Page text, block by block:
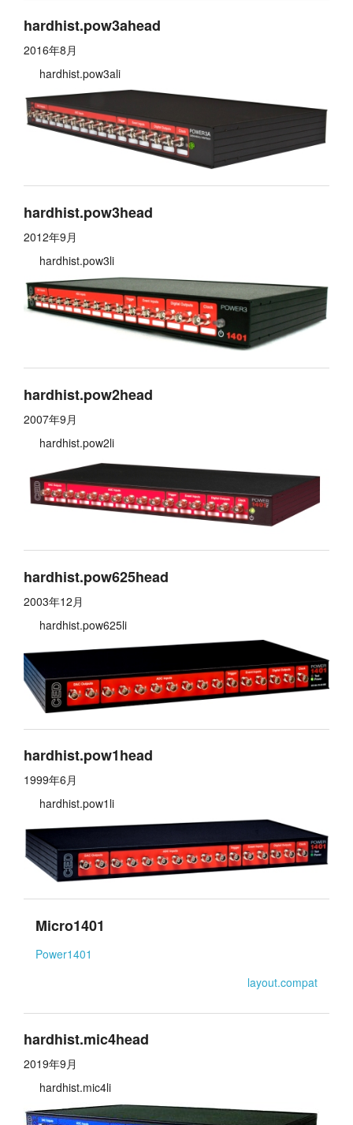
layout.tutorials
layout.support
layout.distrib
hardhist.pow3ahead
2016年8月
hardhist.pow3ali
hardhist.pow3head
2012年9月
hardhist.pow3li
hardhist.pow2head
2007年9月
hardhist.pow2li
hardhist.pow625head
2003年12月
hardhist.pow625li
hardhist.pow1head
1999年6月
hardhist.pow1li
Micro1401
Power1401
layout.compat
hardhist.mic4head
2019年9月
hardhist.mic4li